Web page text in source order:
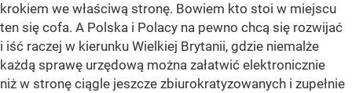
krokiem we właściwą stronę. Bowiem kto stoi w miejscu
ten się cofa. A Polska i Polacy na pewno chcą się rozwijać
i iść raczej w kierunku Wielkiej Brytanii, gdzie niemalże
każdą sprawę urzędową można załatwić elektronicznie
niż w stronę ciągle jeszcze zbiurokratyzowanych i zupełnie